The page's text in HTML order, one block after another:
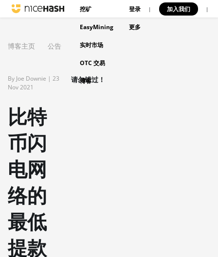
挖矿
EasyMining
实时市场
OTC 交易
博客
登录 | 加入我们 |
更多
博客主页 公告
By Joe Downie | 23
Nov 2021
比特
币闪
电网
络的
最低
提款
请勿错过！